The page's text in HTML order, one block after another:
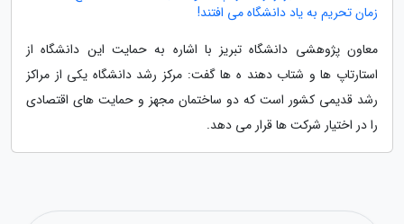
زمان تحریم به یاد دانشگاه می افتند!
معاون پژوهشی دانشگاه تبریز با اشاره به حمایت این دانشگاه از
استارتاپ ها و شتاب دهند ه ها گفت: مرکز رشد دانشگاه یکی از مراکز
رشد قدیمی کشور است که دو ساختمان مجهز و حمایت های اقتصادی
را در اختیار شرکت ها قرار می دهد.